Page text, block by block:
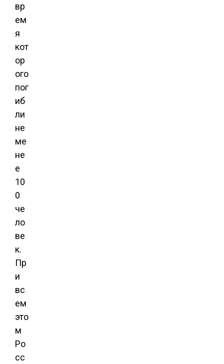
вр
ем
я
кот
ор
ого
пог
иб
ли
не
ме
не
е
10
0
че
ло
ве
к.
Пр
и
вс
ем
это
м
Ро
сс